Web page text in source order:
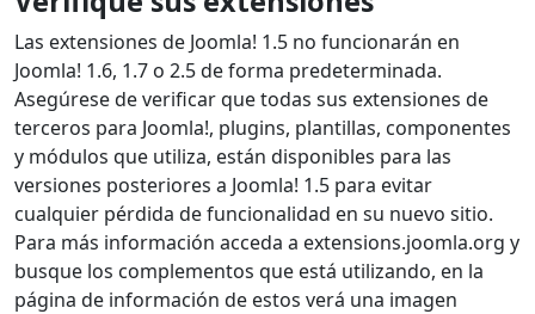
Las extensiones de Joomla! 1.5 no funcionarán en
Joomla! 1.6, 1.7 o 2.5 de forma predeterminada.
Asegúrese de verificar que todas sus extensiones de
terceros para Joomla!, plugins, plantillas, componentes
y módulos que utiliza, están disponibles para las
versiones posteriores a Joomla! 1.5 para evitar
cualquier pérdida de funcionalidad en su nuevo sitio.
Para más información acceda a extensions.joomla.org y
busque los complementos que está utilizando, en la
página de información de estos verá una imagen